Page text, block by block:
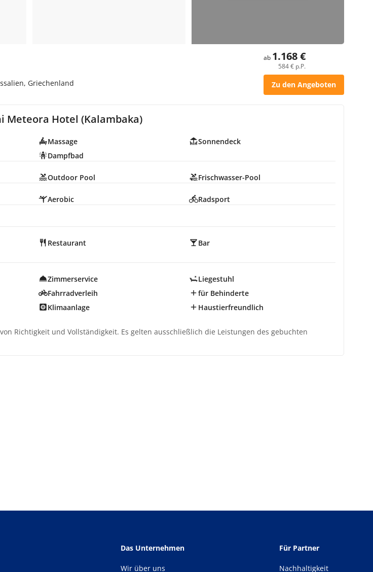
Griechenland
ab 1.168 €
584 € p.P.
Zu den Angeboten
Hotel (Kalambaka)
Massage
Sonnendeck
Dampfbad
Outdoor Pool Frischwasser-Pool
Aerobic Radsport
Restaurant
Bar
Zimmerservice
Liegestuhl
Fahrradverleih
für Behinderte
Klimaanlage
Haustierfreundlich
Richtigkeit und Vollständigkeit. Es gelten ausschließlich die Leistungen des gebuchten
Das Unternehmen
Wir über uns
Für Partner
Nachhaltigkeit